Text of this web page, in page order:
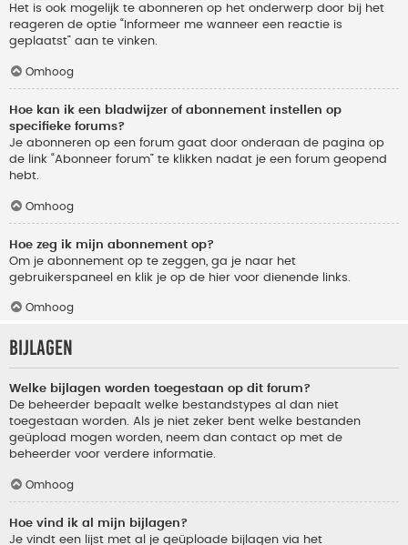
Het is ook mogelijk te abonneren op het onderwerp door bij het
reageren de optie “Informeer me wanneer een reactie is
geplaatst” aan te vinken.
Omhoog
Hoe kan ik een bladwijzer of abonnement instellen op
specifieke forums?
Je abonneren op een forum gaat door onderaan de pagina op
de link “Abonneer forum” te klikken nadat je een forum geopend
hebt.
Omhoog
Hoe zeg ik mijn abonnement op?
Om je abonnement op te zeggen, ga je naar het
gebruikerspaneel en klik je op de hier voor dienende links.
Omhoog
Bijlagen
Welke bijlagen worden toegestaan op dit forum?
De beheerder bepaalt welke bestandstypes al dan niet
toegestaan worden. Als je niet zeker bent welke bestanden
geüpload mogen worden, neem dan contact op met de
beheerder voor verdere informatie.
Omhoog
Hoe vind ik al mijn bijlagen?
Je vindt een lijst met al je geüploade bijlagen via het